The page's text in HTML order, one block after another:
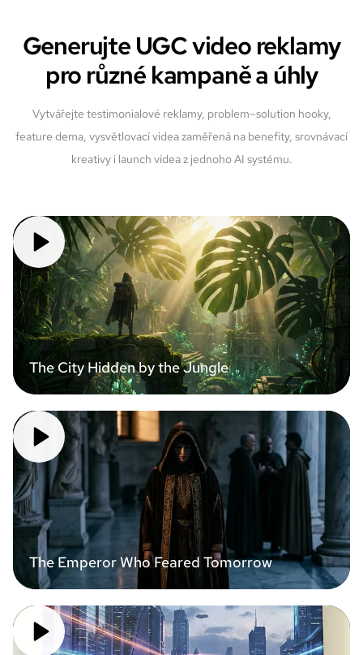
Generujte UGC video reklamy
pro různé kampaně a úhly
Vytvářejte testimonialové reklamy, problem–solution hooky,
feature dema, vysvětlovací videa zaměřená na benefity, srovnávací
kreativy i launch videa z jednoho AI systému.
The City Hidden by the Jungle
The Emperor Who Feared Tomorrow